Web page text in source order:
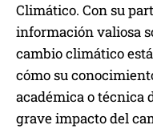
Climático. Con su
información valiosa
cambio climático
cómo su
académica o técnica
grave impacto del